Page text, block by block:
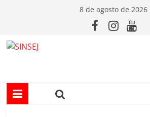
conteúdo
8 de agosto de 2026
I